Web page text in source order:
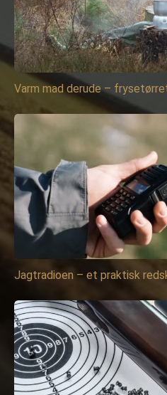
Varm mad derude –
Jagtradioen – et praktisk